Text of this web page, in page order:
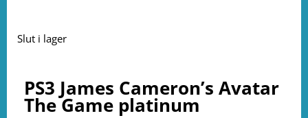
Slut i lager
PS3 James Cameron’s Avatar
The Game platinum